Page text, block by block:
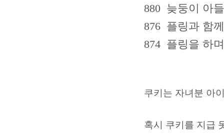
880 늦둥이 아
876 플링과 함
874 플링을 하
쿠키는 자녀분 아
혹시 쿠키를 지급